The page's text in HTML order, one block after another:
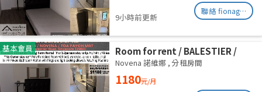
9小時前更新
聯絡 fionag@transinex.com.sg
基本會員
Room for rent / BALESTIER /
NOVENA / Common room / 1pax
stay / Available immediate
Novena 諾維娜 , 分租房間
1180元/月